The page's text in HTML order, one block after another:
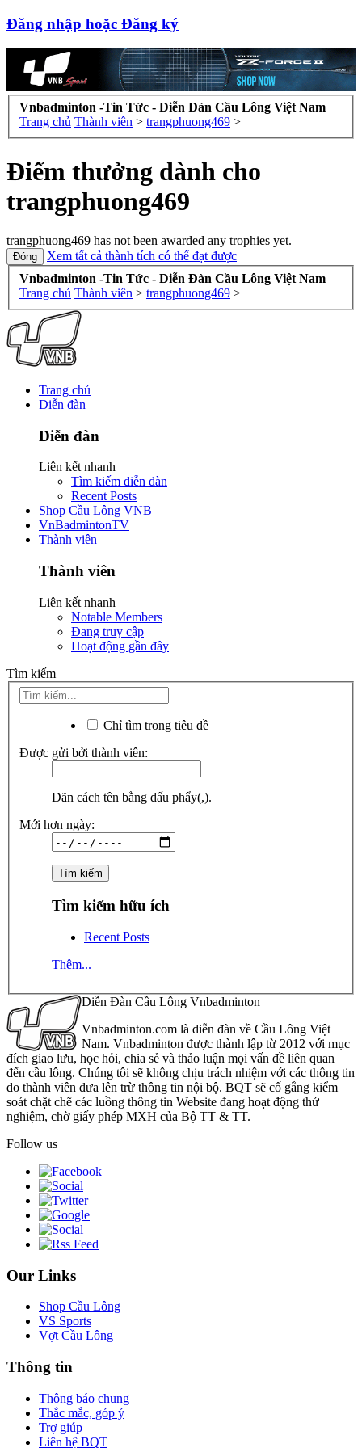
Đăng nhập hoặc Đăng ký
Vnbadminton -Tin Tức - Diễn Đàn Cầu Lông Việt Nam
Trang chủ Thành viên > trangphuong469 >
Điểm thưởng dành cho
trangphuong469
trangphuong469 has not been awarded any trophies yet.
Xem tất cả thành tích có thể đạt được
Vnbadminton -Tin Tức - Diễn Đàn Cầu Lông Việt Nam
Trang chủ Thành viên > trangphuong469 >
Trang chủ
Diễn đàn
Diễn đàn
Liên kết nhanh
Tìm kiếm diễn đàn
Recent Posts
Shop Cầu Lông VNB
VnBadmintonTV
Thành viên
Thành viên
Liên kết nhanh
Notable Members
Đang truy cập
Hoạt động gần đây
Tìm kiếm
Chỉ tìm trong tiêu đề
Được gửi bởi thành viên:
Dãn cách tên bằng dấu phẩy(,).
Mới hơn ngày:
Tìm kiếm hữu ích
Recent Posts
Thêm...
Diễn Đàn Cầu Lông Vnbadminton
Vnbadminton.com là diễn đàn về Cầu Lông Việt
Nam. Vnbadminton được thành lập từ 2012 với mục
đích giao lưu, học hỏi, chia sẻ và thảo luận mọi vấn đề liên quan
đến cầu lông. Chúng tôi sẽ không chịu trách nhiệm với các thông tin
do thành viên đưa lên trừ thông tin nội bộ. BQT sẽ cố gắng kiểm
soát chặt chẽ các luồng thông tin Website đang hoạt động thử
nghiệm, chờ giấy phép MXH của Bộ TT & TT.
Follow us
Our Links
Shop Cầu Lông
VS Sports
Vợt Cầu Lông
Thông tin
Thông báo chung
Thắc mắc, góp ý
Trợ giúp
Liên hệ BQT